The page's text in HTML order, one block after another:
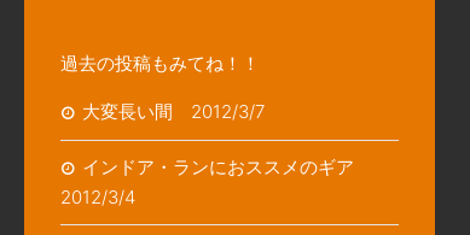
過去の投稿もみてね！！
大変長い間 2012/3/7
インドア・ランにおススメのギア
2012/3/4